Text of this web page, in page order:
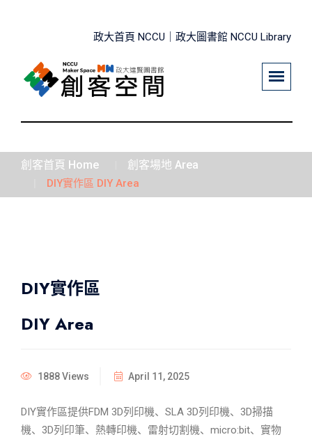
政大首頁 NCCU｜ 政大圖書館 NCCU Library
創客首頁 Home 創客場地 Area
DIY實作區 DIY Area
DIY實作區
DIY Area
1888 Views April 11, 2025
DIY實作區提供FDM 3D列印機、SLA 3D列印機、3D掃描
機、3D列印筆、熱轉印機、雷射切割機、micro:bit、實物